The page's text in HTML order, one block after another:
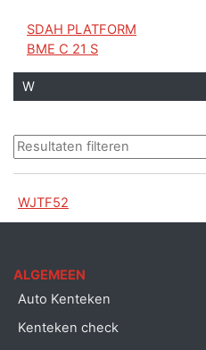
SDAH PLATFORM
BME C 21 S
W
WJTF52
ALGEMEEN
Auto Kenteken
Kenteken check